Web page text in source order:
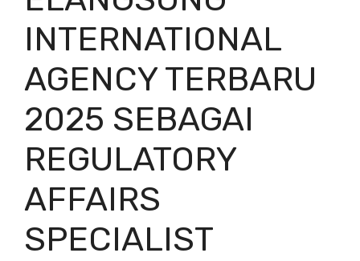
INTERNATIONAL
AGENCY TERBARU
2025 SEBAGAI
REGULATORY
AFFAIRS
SPECIALIST